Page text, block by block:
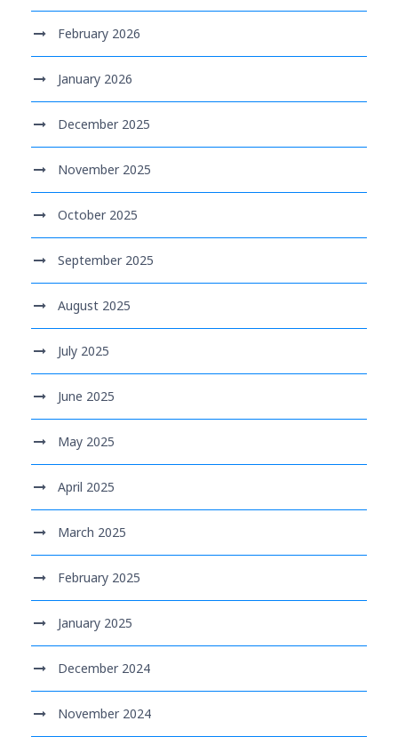
February 2026
January 2026
December 2025
November 2025
October 2025
September 2025
August 2025
July 2025
June 2025
May 2025
April 2025
March 2025
February 2025
January 2025
December 2024
November 2024